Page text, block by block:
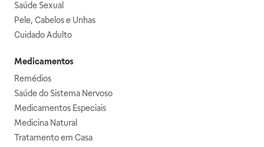
Saúde Sexual
Pele, Cabelos e Unhas
Cuidado Adulto
Medicamentos
Remédios
Saúde do Sistema Nervoso
Medicamentos Especiais
Medicina Natural
Tratamento em Casa